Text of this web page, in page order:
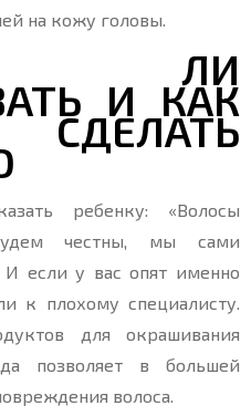
на кожу головы.
ЛИ
И КАК
ребенку: «Волосы
честны, мы сами
если у вас опят именно
к плохому специалисту.
для окрашивания
позволяет в большей
волоса.